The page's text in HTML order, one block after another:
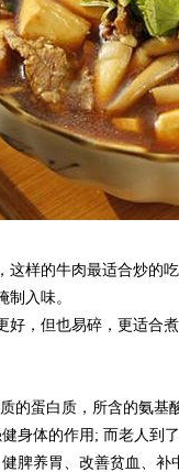
这样的牛肉最适合炒的
入味。
好，但也易碎，更适合
的蛋白质，所含的氨
身体的作用; 而老人到
脾养胃、改善贫血、补